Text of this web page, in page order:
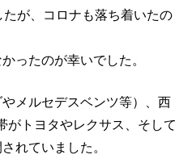
が、コロナも落ち着いたの
ったのが幸いでした。
メルセデスベンツ等）、西
がトヨタやレクサス、そして
れていました。